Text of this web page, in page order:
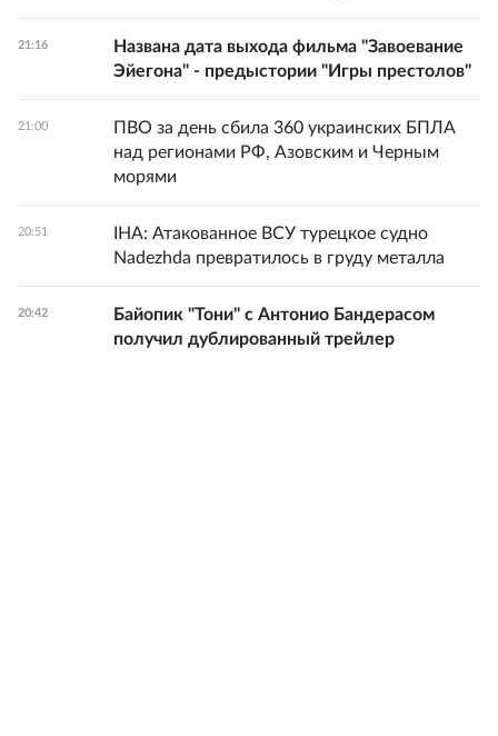
21:16
Названа дата выхода фильма "Завоевание
Эйегона" - предыстории "Игры престолов"
21:00
ПВО за день сбила 360 украинских БПЛА
над регионами РФ, Азовским и Черным
морями
20:51
IHA: Атакованное ВСУ турецкое судно
Nadezhda превратилось в груду металла
20:42
Байопик "Тони" с Антонио Бандерасом
получил дублированный трейлер